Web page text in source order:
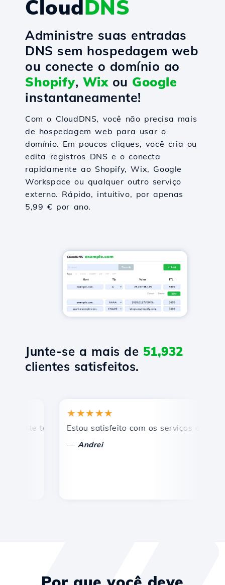
Cloud DNS
Administre suas entradas
DNS sem hospedagem web
ou conecte o domínio ao
Shopify, Wixou Google
instantaneamente!
Com o CloudDNS, você não precisa mais
de hospedagem web para usar o
domínio. Em poucos cliques, você cria ou
edita registros DNS e o conecta
rapidamente ao Shopify, Wix, Google
Workspace ou qualquer outro serviço
externo. Rápido, intuitivo, por apenas
5,99 € por ano.
Junte-se a mais de 51,932
clientes satisfeitos.
técnico rápido e eficiente.
★★★★★
Estou satisfeito com os serviços oferecidos
Andrei